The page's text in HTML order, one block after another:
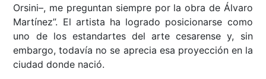
Orsini–, me preguntan siempre por la obra de Álvaro
Martínez”. El artista ha logrado posicionarse como
uno de los estandartes del arte cesarense y, sin
embargo, todavía no se aprecia esa proyección en la
ciudad donde nació.